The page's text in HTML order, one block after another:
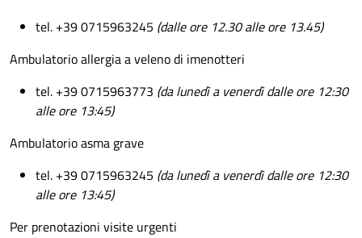
tel. +39 0715963245 (dalle ore 12.30 alle ore 13.45)
Ambulatorio allergia a veleno di imenotteri
tel. +39 0715963773 (da lunedì a venerdì dalle ore 12:30
alle ore 13:45)
Ambulatorio asma grave
tel. +39 0715963245 (da lunedì a venerdì dalle ore 12:30
alle ore 13:45)
Per prenotazioni visite urgenti